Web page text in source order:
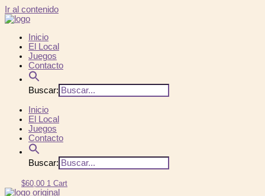
Ir al contenido
Inicio
El Local
Juegos
Contacto
Buscar:
Inicio
El Local
Juegos
Contacto
Buscar:
$60,00 1 Cart